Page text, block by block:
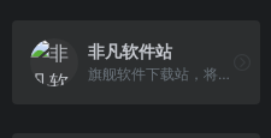
非凡软件站
旗舰软件下载站，将免费软件、共享软件一网打尽!